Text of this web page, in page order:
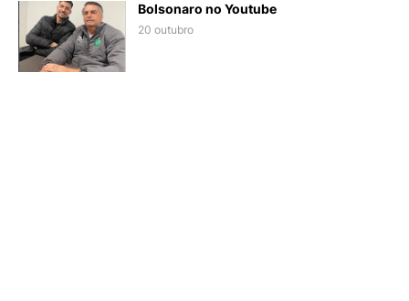
Bolsonaro no Youtube
20 outubro